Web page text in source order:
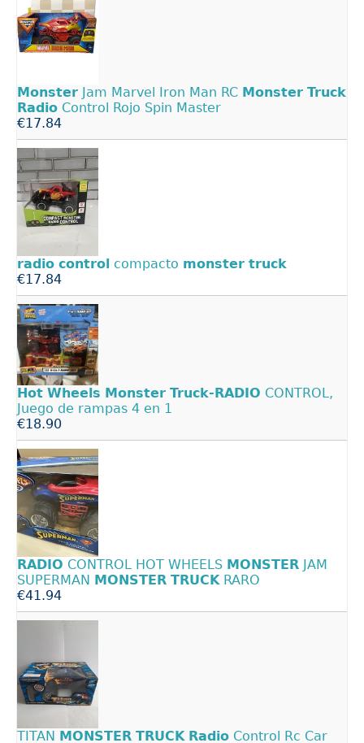
Monster Jam Marvel Iron Man RC Monster Truck
Radio Control Rojo Spin Master
€17.84
radio control compacto monster truck
€17.84
Hot Wheels Monster Truck-RADIO CONTROL,
Juego de rampas 4 en 1
€18.90
RADIO CONTROL HOT WHEELS MONSTER JAM
SUPERMAN MONSTER TRUCKRARO
€41.94
TITAN MONSTER TRUCK Radio Control Rc Car